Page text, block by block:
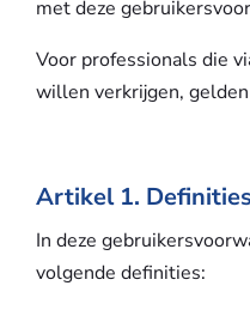
met deze
Voor professionals die
willen verkrijgen,
Artikel 1. Definities
In deze
volgende definities: